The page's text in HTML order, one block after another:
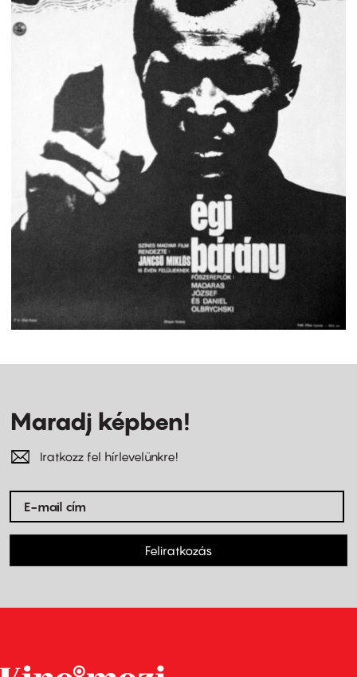
Maradj képben!
Iratkozz fel hírlevelünkre!
Feliratkozás